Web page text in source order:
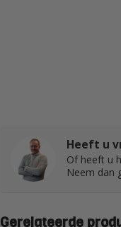
Heeft u
Of heeft u
Neem dan
Gerelateerde